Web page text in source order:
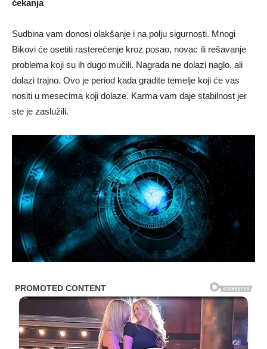
čekanja
Sudbina vam donosi olakšanje i na polju sigurnosti. Mnogi
Bikovi će osetiti rasterećenje kroz posao, novac ili rešavanje
problema koji su ih dugo mučili. Nagrada ne dolazi naglo, ali
dolazi trajno. Ovo je period kada gradite temelje koji će vas
nositi u mesecima koji dolaze. Karma vam daje stabilnost jer
ste je zaslužili.